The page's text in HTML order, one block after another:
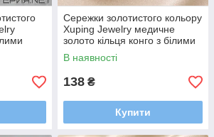
Сережки золотистого кольору
Xuping Jewelry медичне
золото кільця конго з білими
кристалами 24K
В наявності
138 ₴
Купити